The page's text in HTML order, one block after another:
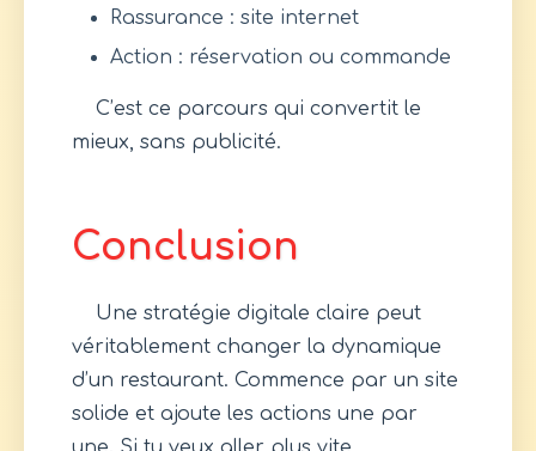
Rassurance : site internet
Action : réservation ou commande
C’est ce parcours qui convertit le
mieux, sans publicité.
Conclusion
Une stratégie digitale claire peut
véritablement changer la dynamique
d’un restaurant. Commence par un site
solide et ajoute les actions une par